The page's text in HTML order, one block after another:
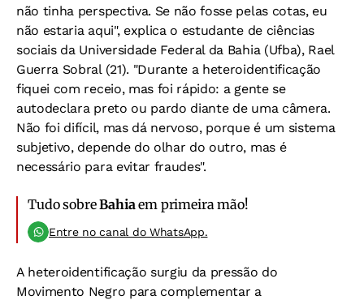
não tinha perspectiva. Se não fosse pelas cotas, eu
não estaria aqui", explica o estudante de ciências
sociais da Universidade Federal da Bahia (Ufba), Rael
Guerra Sobral (21). "Durante a heteroidentificação
fiquei com receio, mas foi rápido: a gente se
autodeclara preto ou pardo diante de uma câmera.
Não foi difícil, mas dá nervoso, porque é um sistema
subjetivo, depende do olhar do outro, mas é
necessário para evitar fraudes".
Tudo sobreBahia em primeira mão!
Entre no canal do WhatsApp.
A heteroidentificação surgiu da pressão do
Movimento Negro para complementar a